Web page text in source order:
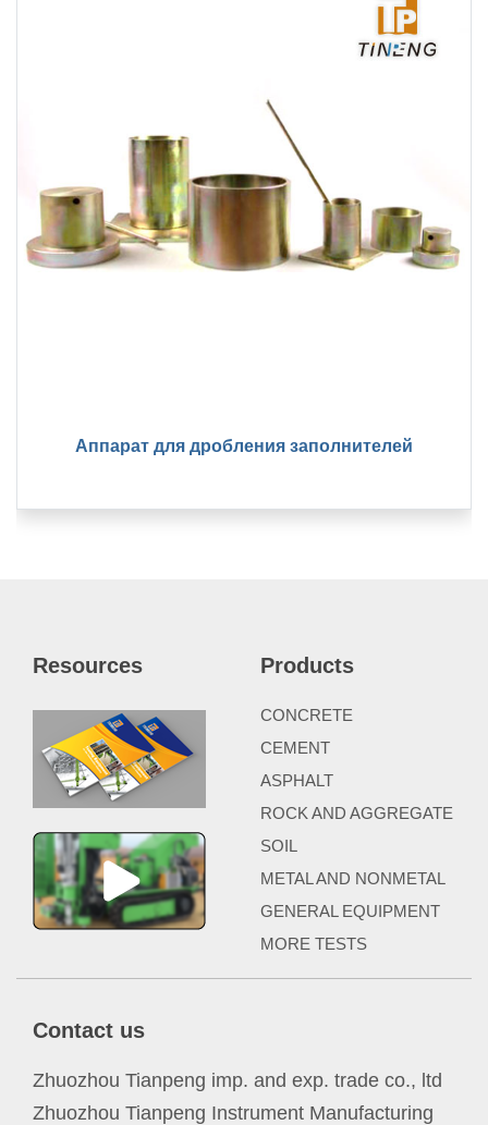
Аппарат для дробления заполнителей
Resources Products
CONCRETE
CEMENT
ASPHALT
ROCK AND AGGREGATE
SOIL
METAL AND NONMETAL
GENERAL EQUIPMENT
MORE TESTS
Contact us
Zhuozhou Tianpeng imp. and exp. trade co., ltd
Zhuozhou Tianpeng Instrument Manufacturing